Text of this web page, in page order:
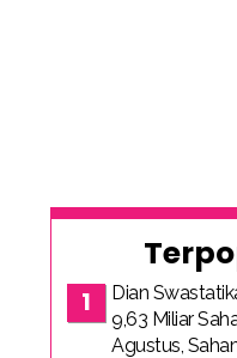
Dian
9,63 Miliar
Agustus,